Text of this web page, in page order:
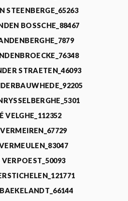
STEENBERGE_65263
BOSSCHE_88467
STRAETEN_46093
VELGHE_112352